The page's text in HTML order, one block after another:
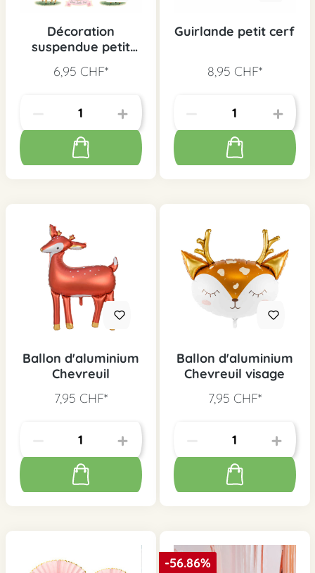
Décoration
suspendue petit
6,95 CHF*
Guirlande petit cerf
8,95 CHF*
Ballon d'aluminium
Chevreuil
7,95 CHF*
Ballon d'aluminium
Chevreuil visage
7,95 CHF*
-56.86%